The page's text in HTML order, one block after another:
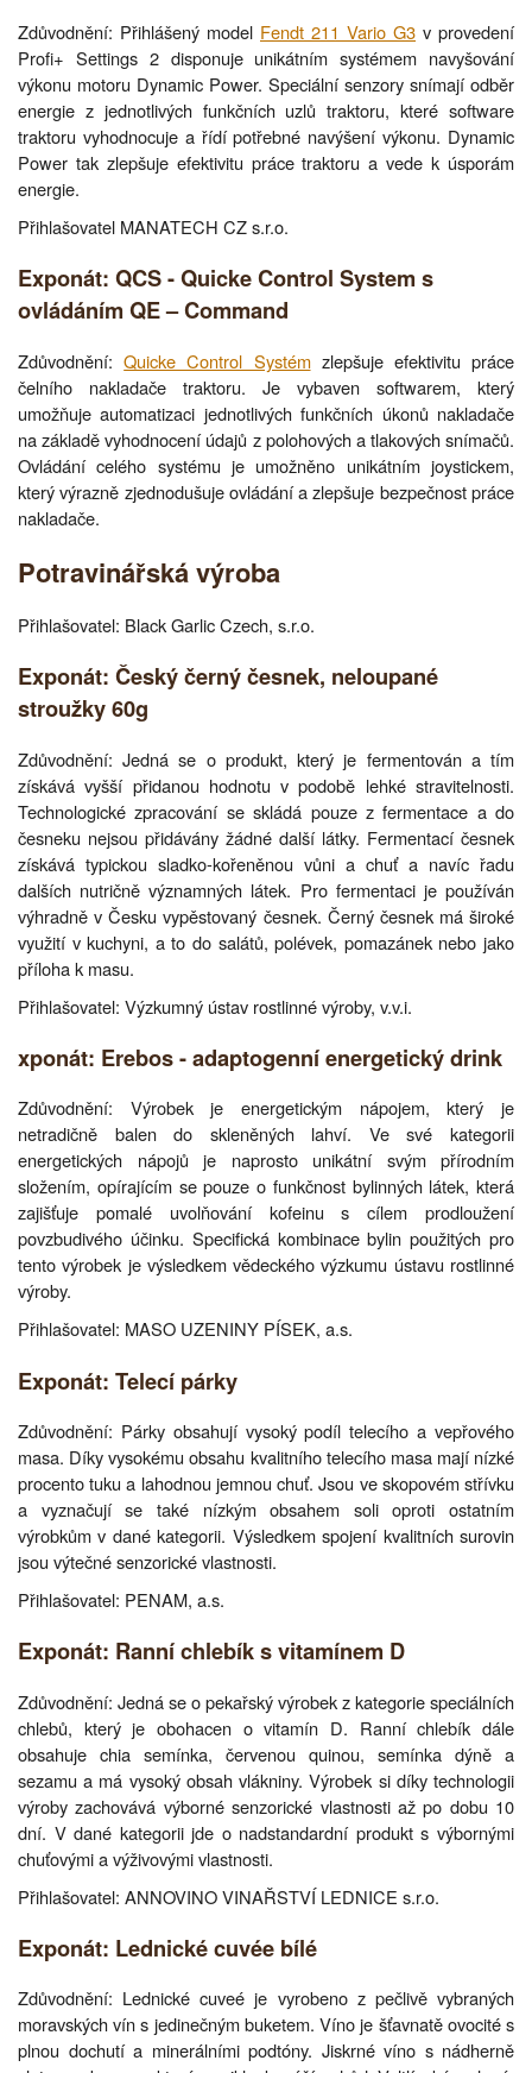
Zdůvodnění: Přihlášený model Fendt 211 Vario G3 v provedení
Profi+ Settings 2 disponuje unikátním systémem navyšování
výkonu motoru Dynamic Power. Speciální senzory snímají odběr
energie z jednotlivých funkčních uzlů traktoru, které software
traktoru vyhodnocuje a řídí potřebné navýšení výkonu. Dynamic
Power tak zlepšuje efektivitu práce traktoru a vede k úsporám
energie.
Přihlašovatel MANATECH CZ s.r.o.
Exponát: QCS - Quicke Control System s
ovládáním QE – Command
Zdůvodnění:Quicke Control Systémzlepšuje efektivitu práce
čelního nakladače traktoru. Je vybaven softwarem, který
umožňuje automatizaci jednotlivých funkčních úkonů nakladače
na základě vyhodnocení údajů z polohových a tlakových snímačů.
Ovládání celého systému je umožněno unikátním joystickem,
který výrazně zjednodušuje ovládání a zlepšuje bezpečnost práce
nakladače.
Potravinářská výroba
Přihlašovatel: Black Garlic Czech, s.r.o.
Exponát: Český černý česnek, neloupané
stroužky 60g
Zdůvodnění: Jedná se o produkt, který je fermentován a tím
získává vyšší přidanou hodnotu v podobě lehké stravitelnosti.
Technologické zpracování se skládá pouze z fermentace a do
česneku nejsou přidávány žádné další látky. Fermentací česnek
získává typickou sladko-kořeněnou vůni a chuť a navíc řadu
dalších nutričně významných látek. Pro fermentaci je používán
výhradně v Česku vypěstovaný česnek. Černý česnek má široké
využití v kuchyni, a to do salátů, polévek, pomazánek nebo jako
příloha k masu.
Přihlašovatel: Výzkumný ústav rostlinné výroby, v.v.i.
xponát: Erebos - adaptogenní energetický drink
Zdůvodnění: Výrobek je energetickým nápojem, který je
netradičně balen do skleněných lahví. Ve své kategorii
energetických nápojů je naprosto unikátní svým přírodním
složením, opírajícím se pouze o funkčnost bylinných látek, která
zajišťuje pomalé uvolňování kofeinu s cílem prodloužení
povzbudivého účinku. Specifická kombinace bylin použitých pro
tento výrobek je výsledkem vědeckého výzkumu ústavu rostlinné
výroby.
Přihlašovatel: MASO UZENINY PÍSEK, a.s.
Exponát: Telecí párky
Zdůvodnění: Párky obsahují vysoký podíl telecího a vepřového
masa. Díky vysokému obsahu kvalitního telecího masa mají nízké
procento tuku a lahodnou jemnou chuť. Jsou ve skopovém střívku
a vyznačují se také nízkým obsahem soli oproti ostatním
výrobkům v dané kategorii. Výsledkem spojení kvalitních surovin
jsou výtečné senzorické vlastnosti.
Přihlašovatel: PENAM, a.s.
Exponát: Ranní chlebík s vitamínem D
Zdůvodnění: Jedná se o pekařský výrobek z kategorie speciálních
chlebů, který je obohacen o vitamín D. Ranní chlebík dále
obsahuje chia semínka, červenou quinou, semínka dýně a
sezamu a má vysoký obsah vlákniny. Výrobek si díky technologii
výroby zachovává výborné senzorické vlastnosti až po dobu 10
dní. V dané kategorii jde o nadstandardní produkt s výbornými
chuťovými a výživovými vlastnosti.
Přihlašovatel: ANNOVINO VINAŘSTVÍ LEDNICE s.r.o.
Exponát: Lednické cuvée bílé
Zdůvodnění: Lednické cuveé je vyrobeno z pečlivě vybraných
moravských vín s jedinečným buketem. Víno je šťavnatě ovocité s
plnou dochutí a minerálními podtóny. Jiskrné víno s nádherně